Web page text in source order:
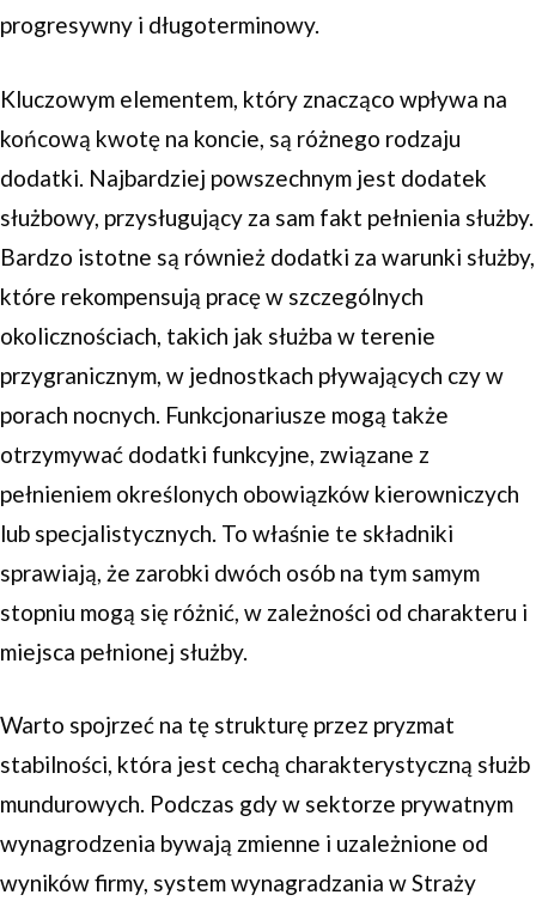
progresywny i długoterminowy.
Kluczowym elementem, który znacząco wpływa na
końcową kwotę na koncie, są różnego rodzaju
dodatki. Najbardziej powszechnym jest dodatek
służbowy, przysługujący za sam fakt pełnienia służby.
Bardzo istotne są również dodatki za warunki służby,
które rekompensują pracę w szczególnych
okolicznościach, takich jak służba w terenie
przygranicznym, w jednostkach pływających czy w
porach nocnych. Funkcjonariusze mogą także
otrzymywać dodatki funkcyjne, związane z
pełnieniem określonych obowiązków kierowniczych
lub specjalistycznych. To właśnie te składniki
sprawiają, że zarobki dwóch osób na tym samym
stopniu mogą się różnić, w zależności od charakteru i
miejsca pełnionej służby.
Warto spojrzeć na tę strukturę przez pryzmat
stabilności, która jest cechą charakterystyczną służb
mundurowych. Podczas gdy w sektorze prywatnym
wynagrodzenia bywają zmienne i uzależnione od
wyników firmy, system wynagradzania w Straży